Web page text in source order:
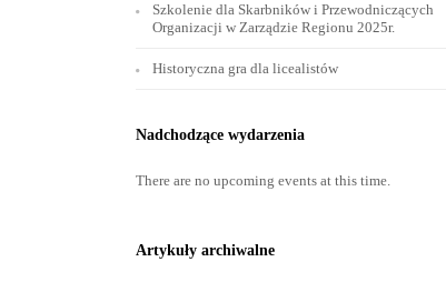
Szkolenie dla Skarbników i Przewodniczących
Organizacji w Zarządzie Regionu 2025r.
Historyczna gra dla licealistów
Nadchodzące wydarzenia
There are no upcoming events at this time.
Artykuły archiwalne